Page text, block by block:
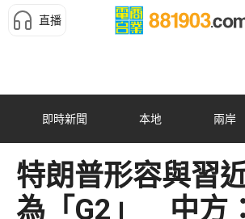
直播
即時新聞 本地 兩岸
特朗普形容與習
為「G2」 中方